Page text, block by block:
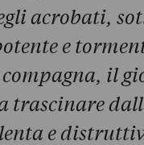
acrobati,
e
il
trascinare
e